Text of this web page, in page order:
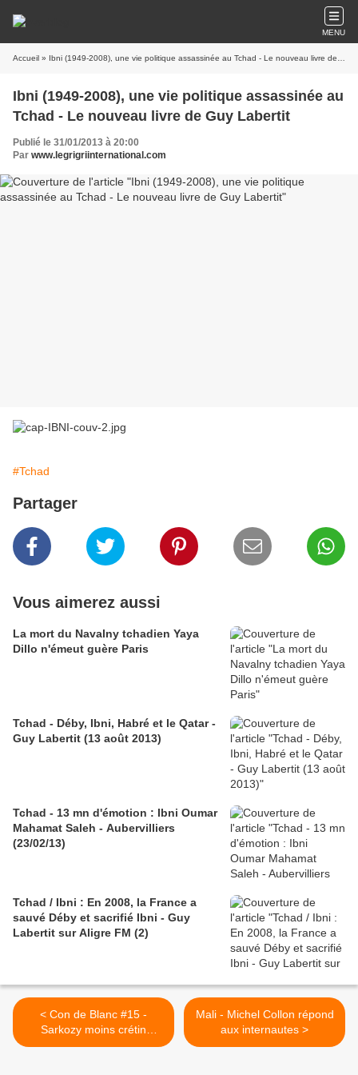
MENU
Accueil » Ibni (1949-2008), une vie politique assassinée au Tchad - Le nouveau livre de Guy Labertit
Ibni (1949-2008), une vie politique assassinée au
Tchad - Le nouveau livre de Guy Labertit
Publié le 31/01/2013 à 20:00
Par www.legrigriinternational.com
#Tchad
Partager
Vous aimerez aussi
La mort du Navalny tchadien Yaya
Dillo n'émeut guère Paris
Tchad - Déby, Ibni, Habré et le Qatar -
Guy Labertit (13 août 2013)
Tchad - 13 mn d'émotion : Ibni Oumar
Mahamat Saleh - Aubervilliers
(23/02/13)
Tchad / Ibni : En 2008, la France a
sauvé Déby et sacrifié Ibni - Guy
Labertit sur Aligre FM (2)
< Con de Blanc #15 -
Sarkozy moins crétin
qu'Hollande - D'Alayer lu
Mali - Michel Collon répond
aux internautes >